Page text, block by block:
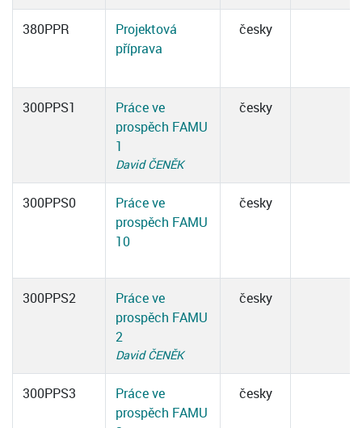
380PPR
Projektová
příprava
česky
300PPS1
Práce ve
prospěch FAMU
1
David ČENĚK
česky
300PPS0
Práce ve
prospěch FAMU
10
česky
300PPS2
Práce ve
prospěch FAMU
2
David ČENĚK
česky
300PPS3
Práce ve
prospěch FAMU
česky